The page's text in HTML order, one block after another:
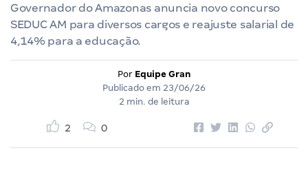
Governador do Amazonas anuncia novo concurso
SEDUC AM para diversos cargos e reajuste salarial de
4,14% para a educação.
Por Equipe Gran
Publicado em 23/06/26
2 min. de leitura
2 0